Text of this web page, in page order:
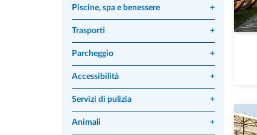
Piscine, spa e benessere +
Trasporti +
Parcheggio +
Accessibilità +
Servizi di pulizia +
Animali +